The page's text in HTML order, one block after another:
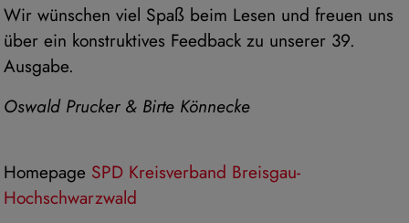
Wir wünschen viel Spaß beim Lesen und freuen uns
über ein konstruktives Feedback zu unserer 39.
Ausgabe.
Oswald Prucker & Birte Könnecke
Homepage SPD Kreisverband Breisgau-
Hochschwarzwald